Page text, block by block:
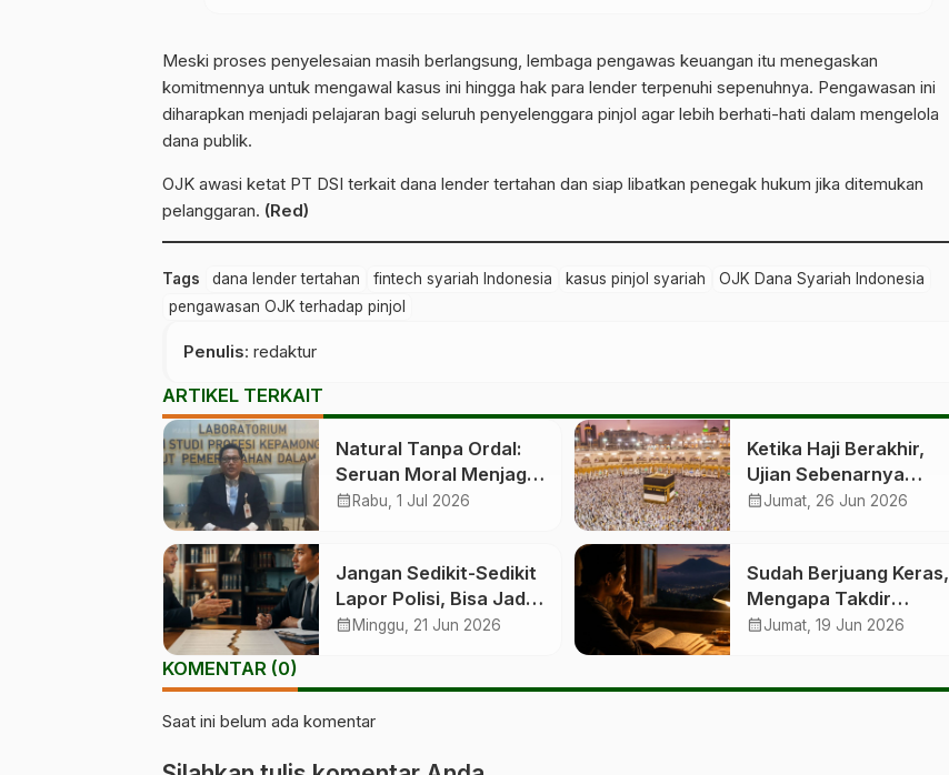
Meski proses penyelesaian masih berlangsung, lembaga pengawas keuangan itu menegaskan
komitmennya untuk mengawal kasus ini hingga hak para lender terpenuhi sepenuhnya. Pengawasan ini
diharapkan menjadi pelajaran bagi seluruh penyelenggara pinjol agar lebih berhati-hati dalam mengelola
dana publik.
OJK awasi ketat PT DSI terkait dana lender tertahan dan siap libatkan penegak hukum jika ditemukan
pelanggaran. (Red)
Tags dana lender tertahan fintech syariah Indonesia kasus pinjol syariah
OJK Dana Syariah Indonesia
pengawasan OJK terhadap pinjol
Penulis: redaktur
ARTIKEL TERKAIT
Natural Tanpa Ordal:
Seruan Moral Menjaga
Marwah Perguruan
calendar_monthRabu, 1 Jul 2026
Ketika Haji Berakhir,
Ujian Sebenarnya
Dimulai
calendar_monthJumat, 26 Jun 2026
Jangan Sedikit-Sedikit
Lapor Polisi, Bisa Jadi
Itu Hanya Wanprestasi
calendar_monthMinggu, 21 Jun 2026
Sudah Berjuang Keras,
Mengapa Takdir
Berbeda?
calendar_monthJumat, 19 Jun 2026
KOMENTAR (0)
Saat ini belum ada komentar